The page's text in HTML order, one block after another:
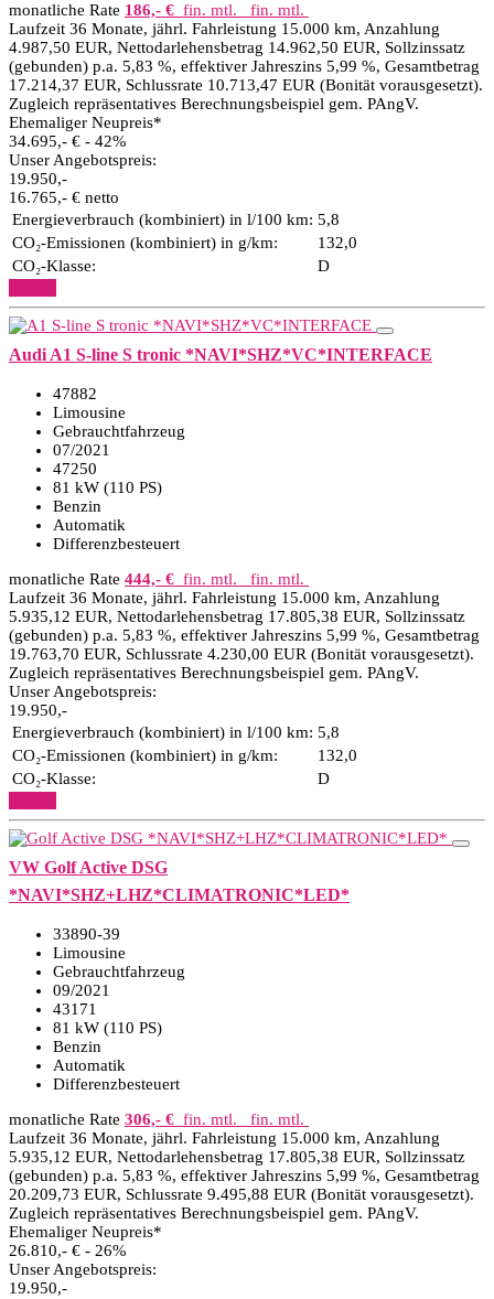
monatliche Rate 186,- € fin. mtl.
fin. mtl.
Laufzeit 36 Monate, jährl. Fahrleistung 15.000 km, Anzahlung
4.987,50 EUR, Nettodarlehensbetrag 14.962,50 EUR, Sollzinssatz
(gebunden) p.a. 5,83 %, effektiver Jahreszins 5,99 %, Gesamtbetrag
17.214,37 EUR, Schlussrate 10.713,47 EUR (Bonität vorausgesetzt).
Zugleich repräsentatives Berechnungsbeispiel gem. PAngV.
Ehemaliger Neupreis*
34.695,- € - 42%
Unser Angebotspreis:
19.950,-
16.765,- € netto
Energieverbrauch (kombiniert) in l/100 km: 5,8
CO₂-Emissionen (kombiniert) in g/km:
132,0
CO₂-Klasse:
D
Audi A1 S-line S tronic *NAVI*SHZ*VC*INTERFACE
47882
Limousine
Gebrauchtfahrzeug
07/2021
47250
81 kW (110 PS)
Benzin
Automatik
Differenzbesteuert
monatliche Rate 444,- € fin. mtl.
fin. mtl.
Laufzeit 36 Monate, jährl. Fahrleistung 15.000 km, Anzahlung
5.935,12 EUR, Nettodarlehensbetrag 17.805,38 EUR, Sollzinssatz
(gebunden) p.a. 5,83 %, effektiver Jahreszins 5,99 %, Gesamtbetrag
19.763,70 EUR, Schlussrate 4.230,00 EUR (Bonität vorausgesetzt).
Zugleich repräsentatives Berechnungsbeispiel gem. PAngV.
Unser Angebotspreis:
19.950,-
Energieverbrauch (kombiniert) in l/100 km: 5,8
CO₂-Emissionen (kombiniert) in g/km:
132,0
CO₂-Klasse:
D
VW Golf Active DSG
*NAVI*SHZ+LHZ*CLIMATRONIC*LED*
33890-39
Limousine
Gebrauchtfahrzeug
09/2021
43171
81 kW (110 PS)
Benzin
Automatik
Differenzbesteuert
monatliche Rate 306,- € fin. mtl.
fin. mtl.
Laufzeit 36 Monate, jährl. Fahrleistung 15.000 km, Anzahlung
5.935,12 EUR, Nettodarlehensbetrag 17.805,38 EUR, Sollzinssatz
(gebunden) p.a. 5,83 %, effektiver Jahreszins 5,99 %, Gesamtbetrag
20.209,73 EUR, Schlussrate 9.495,88 EUR (Bonität vorausgesetzt).
Zugleich repräsentatives Berechnungsbeispiel gem. PAngV.
Ehemaliger Neupreis*
26.810,- € - 26%
Unser Angebotspreis:
19.950,-